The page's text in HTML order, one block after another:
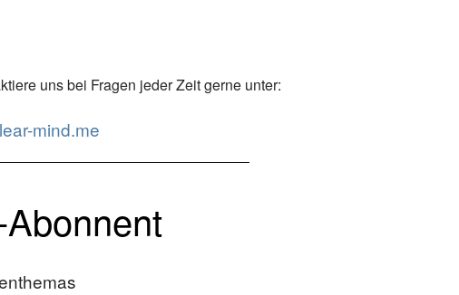
uns bei Fragen jeder Zeit gerne unter:
mind.me